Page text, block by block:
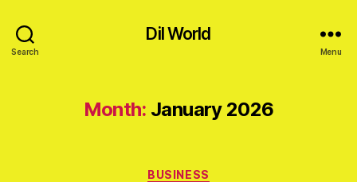
Search
Dil World
Menu
Month: January 2026
Categories
BUSINESS